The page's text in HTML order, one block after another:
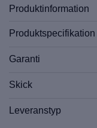
Produktinformation
Produktspecifikation
Garanti
Skick
Leveranstyp